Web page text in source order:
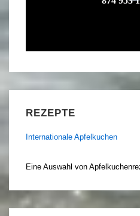
REZEPTE
Internationale Apfelkuchen
Eine Auswahl von